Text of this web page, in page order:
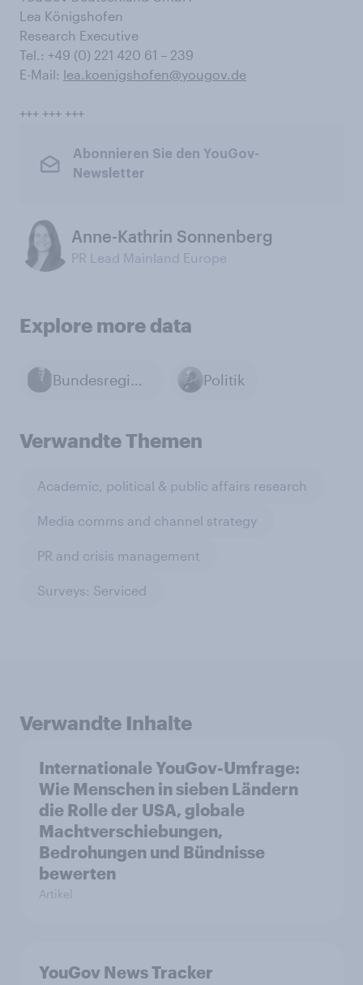
Lea Königshofen
Research Executive
Tel.: +49 (0) 221 420 61 – 239
E-Mail: lea.koenigshofen@yougov.de
+++ +++ +++
Abonnieren Sie den YouGov-
Newsletter
Anne-Kathrin Sonnenberg
PR Lead Mainland Europe
Explore more data
Bundesregierung Politik
Verwandte Themen
Academic, political & public affairs research
Media comms and channel strategy
PR and crisis management
Surveys: Serviced
Verwandte Inhalte
Internationale YouGov-Umfrage:
Wie Menschen in sieben Ländern
die Rolle der USA, globale
Machtverschiebungen,
Bedrohungen und Bündnisse
bewerten
Artikel
YouGov News Tracker